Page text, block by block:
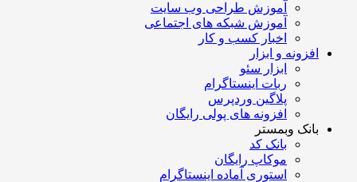
آموزش طراحی وب سایت
آموزش شبکه های اجتماعی
اخبار کسب و کار
و ابزار
ابزار سئو
ربات اینستاگرام
پلاگین وردپرس
افزونه های پولی رایگان
وبمستر
بانک کد
موکاپ رایگان
استوری آماده اینستاگرام